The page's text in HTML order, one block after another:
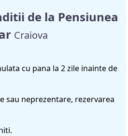
de la Pensiunea
Craiova
cu pana la 2 zile inainte de
sau neprezentare, rezervarea